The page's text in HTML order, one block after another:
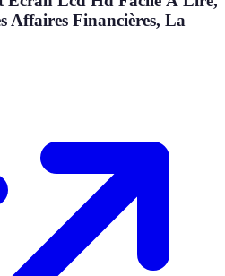
Affaires Financières, La